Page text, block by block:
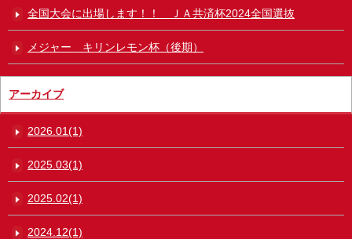
全国大会に出場します！！ ＪＡ共済杯2024全国選抜
メジャー キリンレモン杯（後期）
アーカイブ
2026.01(1)
2025.03(1)
2025.02(1)
2024.12(1)